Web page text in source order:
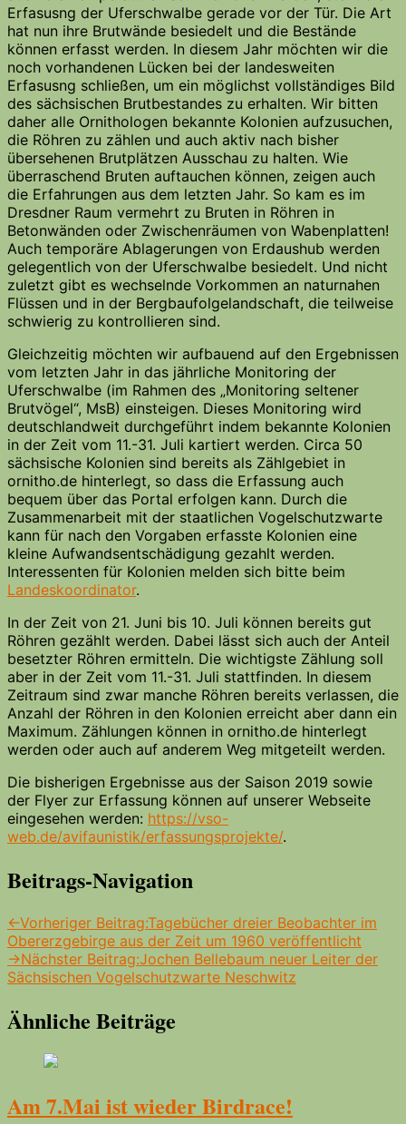
Erfasusng der Uferschwalbe gerade vor der Tür. Die Art
hat nun ihre Brutwände besiedelt und die Bestände
können erfasst werden. In diesem Jahr möchten wir die
noch vorhandenen Lücken bei der landesweiten
Erfasusng schließen, um ein möglichst vollständiges Bild
des sächsischen Brutbestandes zu erhalten. Wir bitten
daher alle Ornithologen bekannte Kolonien aufzusuchen,
die Röhren zu zählen und auch aktiv nach bisher
übersehenen Brutplätzen Ausschau zu halten. Wie
überraschend Bruten auftauchen können, zeigen auch
die Erfahrungen aus dem letzten Jahr. So kam es im
Dresdner Raum vermehrt zu Bruten in Röhren in
Betonwänden oder Zwischenräumen von Wabenplatten!
Auch temporäre Ablagerungen von Erdaushub werden
gelegentlich von der Uferschwalbe besiedelt. Und nicht
zuletzt gibt es wechselnde Vorkommen an naturnahen
Flüssen und in der Bergbaufolgelandschaft, die teilweise
schwierig zu kontrollieren sind.
Gleichzeitig möchten wir aufbauend auf den Ergebnissen
vom letzten Jahr in das jährliche Monitoring der
Uferschwalbe (im Rahmen des „Monitoring seltener
Brutvögel“, MsB) einsteigen. Dieses Monitoring wird
deutschlandweit durchgeführt indem bekannte Kolonien
in der Zeit vom 11.-31. Juli kartiert werden. Circa 50
sächsische Kolonien sind bereits als Zählgebiet in
ornitho.de hinterlegt, so dass die Erfassung auch
bequem über das Portal erfolgen kann. Durch die
Zusammenarbeit mit der staatlichen Vogelschutzwarte
kann für nach den Vorgaben erfasste Kolonien eine
kleine Aufwandsentschädigung gezahlt werden.
Interessenten für Kolonien melden sich bitte beim
Landeskoordinator.
In der Zeit von 21. Juni bis 10. Juli können bereits gut
Röhren gezählt werden. Dabei lässt sich auch der Anteil
besetzter Röhren ermitteln. Die wichtigste Zählung soll
aber in der Zeit vom 11.-31. Juli stattfinden. In diesem
Zeitraum sind zwar manche Röhren bereits verlassen, die
Anzahl der Röhren in den Kolonien erreicht aber dann ein
Maximum. Zählungen können in ornitho.de hinterlegt
werden oder auch auf anderem Weg mitgeteilt werden.
Die bisherigen Ergebnisse aus der Saison 2019 sowie
der Flyer zur Erfassung können auf unserer Webseite
eingesehen werden: https://vso-
web.de/avifaunistik/erfassungsprojekte/.
Beitrags-Navigation
←Vorheriger Beitrag:Tagebücher dreier Beobachter im
Obererzgebirge aus der Zeit um 1960 veröffentlicht
→Nächster Beitrag:Jochen Bellebaum neuer Leiter der
Sächsischen Vogelschutzwarte Neschwitz
Ähnliche Beiträge
Am 7.Mai ist wieder Birdrace!